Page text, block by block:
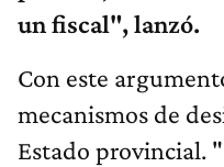
un fiscal", lanzó.
Con este
mecanismos de
Estado provincial.